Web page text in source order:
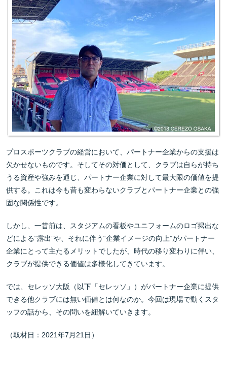
プロスポーツクラブの経営において、パートナー企業からの支援は
欠かせないものです。そしてその対価として、クラブは自らが持ち
うる資産や強みを通じ、パートナー企業に対して最大限の価値を提
供する。これは今も昔も変わらないクラブとパートナー企業との強
固な関係性です。
しかし、一昔前は、スタジアムの看板やユニフォームのロゴ掲出な
どによる“露出”や、それに伴う“企業イメージの向上”がパートナー
企業にとって主たるメリットでしたが、時代の移り変わりに伴い、
クラブが提供できる価値は多様化してきています。
では、セレッソ大阪（以下「セレッソ」）がパートナー企業に提供
できる他クラブには無い価値とは何なのか。今回は現場で動くスタ
ッフの話から、その問いを紐解いていきます。
（取材日：2021年7月21日）